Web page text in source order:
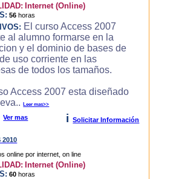
Internet (Online)
56 horas
El curso Access 2007
al alumno formarse en la
y el dominio de bases de
uso corriente en las
de todos los tamaños.
Access 2007 esta diseñado
Leer mas>>
Ver mas i Solicitar Información
2010
Internet (Online)
60 horas